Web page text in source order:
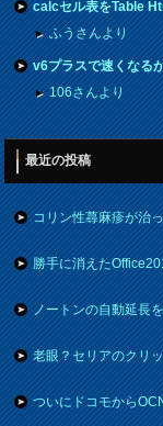
calcセル表をTable
ふうさんより
v6プラスで速くなる
106さんより
最近の投稿
コリン性蕁麻疹が治
勝手に消えた
ノートンの自動延長
老眼？セリアのクリ
ついにドコモから